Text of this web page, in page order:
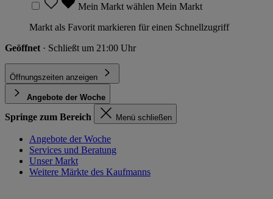
Mein Markt wählen Mein Markt
Markt als Favorit markieren für einen Schnellzugriff
Geöffnet · Schließt um 21:00 Uhr
Öffnungszeiten anzeigen
Angebote der Woche
Springe zum Bereich Menü schließen
Angebote der Woche
Services und Beratung
Unser Markt
Weitere Märkte des Kaufmanns